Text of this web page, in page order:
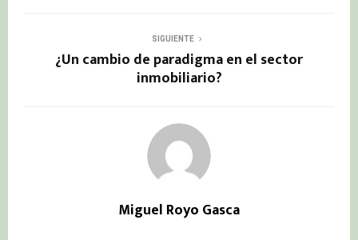
SIGUIENTE
¿Un cambio de paradigma en el sector
inmobiliario?
Miguel Royo Gasca